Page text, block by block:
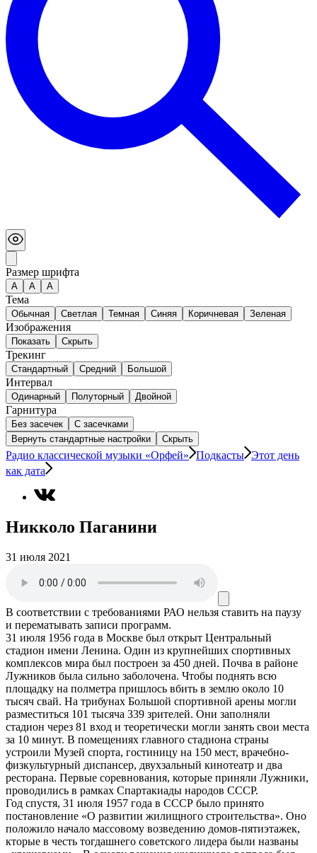
Размер шрифта
А A A
Тема
Обычная Светлая Темная Синяя Коричневая Зеленая
Изображения
Показать Скрыть
Трекинг
Стандартный Средний Большой
Интервал
Одинарный Полуторный Двойной
Гарнитура
Без засечек
С засечками
Вернуть стандартные настройки
Скрыть
Радио классической музыки «Орфей» Подкасты Этот день
как дата
Никколо Паганини
31 июля 2021
В соответствии с требованиями РАО нельзя ставить на паузу
и перематывать записи программ.
31 июля 1956 года в Москве был открыт Центральный
стадион имени Ленина. Один из крупнейших спортивных
комплексов мира был построен за 450 дней. Почва в районе
Лужников была сильно заболочена. Чтобы поднять всю
площадку на полметра пришлось вбить в землю около 10
тысяч свай. На трибунах Большой спортивной арены могли
разместиться 101 тысяча 339 зрителей. Они заполняли
стадион через 81 вход и теоретически могли занять свои места
за 10 минут. В помещениях главного стадиона страны
устроили Музей спорта, гостиницу на 150 мест, врачебно-
физкультурный диспансер, двухзальный кинотеатр и два
ресторана. Первые соревнования, которые приняли Лужники,
проводились в рамках Спартакиады народов СССР.
Год спустя, 31 июля 1957 года в СССР было принято
постановление «О развитии жилищного строительства». Оно
положило начало массовому возведению домов-пятиэтажек,
кторые в честь тогдашнего советского лидера были названы